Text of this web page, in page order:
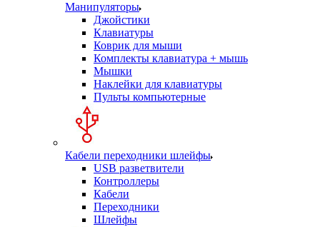
Манипуляторы
Джойстики
Клавиатуры
Коврик для мыши
Комплекты клавиатура + мышь
Мышки
Наклейки для клавиатуры
Пульты компьютерные
Кабели переходники шлейфы
USB разветвители
Контроллеры
Кабели
Переходники
Шлейфы